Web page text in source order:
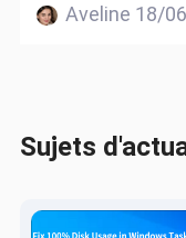
Aveline 18/
Sujets